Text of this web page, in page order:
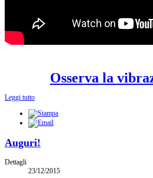
Osserva la
Leggi tutto
Auguri!
Dettagli
23/12/2015